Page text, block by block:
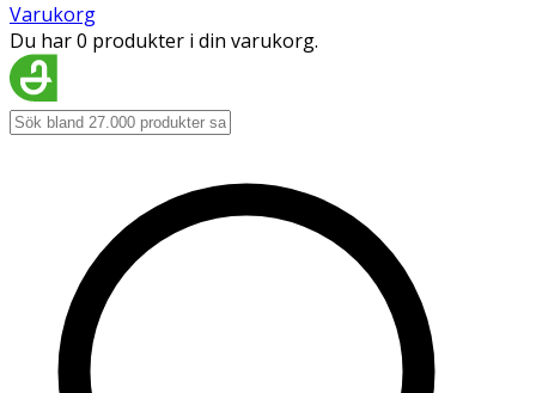
Varukorg
Du har 0 produkter i din varukorg.